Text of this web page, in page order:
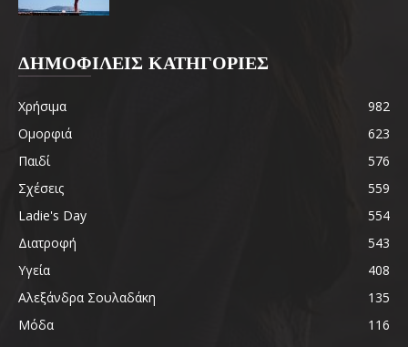
ΔΗΜΟΦΙΛΕΙΣ ΚΑΤΗΓΟΡΙΕΣ
Χρήσιμα
982
Ομορφιά
623
Παιδί
576
Σχέσεις
559
Ladie's Day
554
Διατροφή
543
Υγεία
408
Αλεξάνδρα Σουλαδάκη
135
Μόδα
116